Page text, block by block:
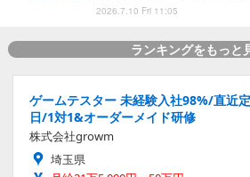
2026.7.10 Fri 11:05
ランキングをもっと
ゲームテスター 未経験入社98%/直近
日/1対1&オーダーメイド研修
株式会社growm
埼玉県